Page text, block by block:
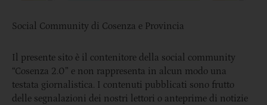
Social Community di Cosenza e Provincia
Il presente sito è il contenitore della social community
“Cosenza 2.0” e non rappresenta in alcun modo una
testata giornalistica. I contenuti pubblicati sono frutto
delle segnalazioni dei nostri lettori o anteprime di notizie